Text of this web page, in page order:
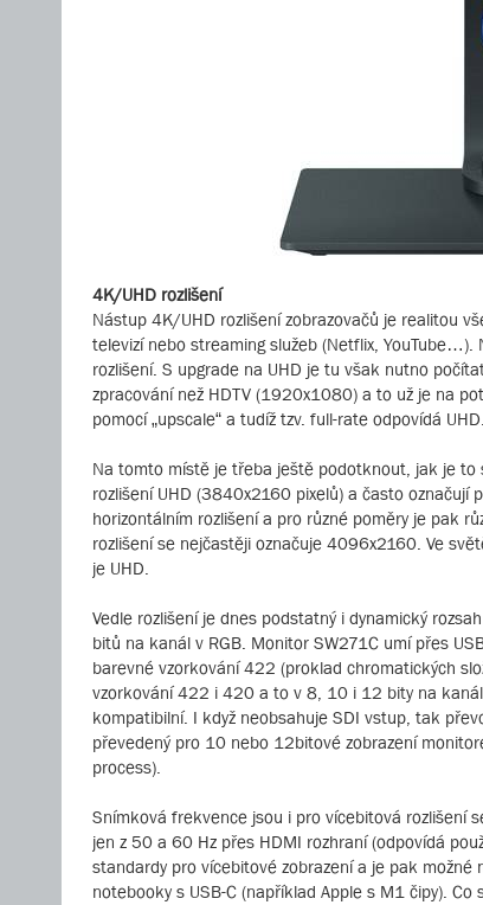
4K/UHD rozlišení
Nástup 4K/UHD rozlišení zobrazovačů je realitou
televizí nebo streaming služeb (Netflix, YouTube…).
rozlišení. S upgrade na UHD je tu však nutno
zpracování než HDTV (1920x1080) a to už je na
pomocí „upscale“ a tudíž tzv. full-rate odpovídá UHD.
Na tomto místě je třeba ještě podotknout, jak je to
rozlišení UHD (3840x2160 pixelů) a často
horizontálním rozlišení a pro různé poměry je pak
rozlišení se nejčastěji označuje 4096x2160. Ve
je UHD.
Vedle rozlišení je dnes podstatný i dynamický
bitů na kanál v RGB. Monitor SW271C umí přes
barevné vzorkování 422 (proklad chromatických
vzorkování 422 i 420 a to v 8, 10 i 12 bity na
kompatibilní. I když neobsahuje SDI vstup, tak
převedený pro 10 nebo 12bitové zobrazení
process).
Snímková frekvence jsou i pro vícebitová
jen z 50 a 60 Hz přes HDMI rozhraní (odpovídá
standardy pro vícebitové zobrazení a je pak
notebooky s USB-C (například Apple s M1 čipy).